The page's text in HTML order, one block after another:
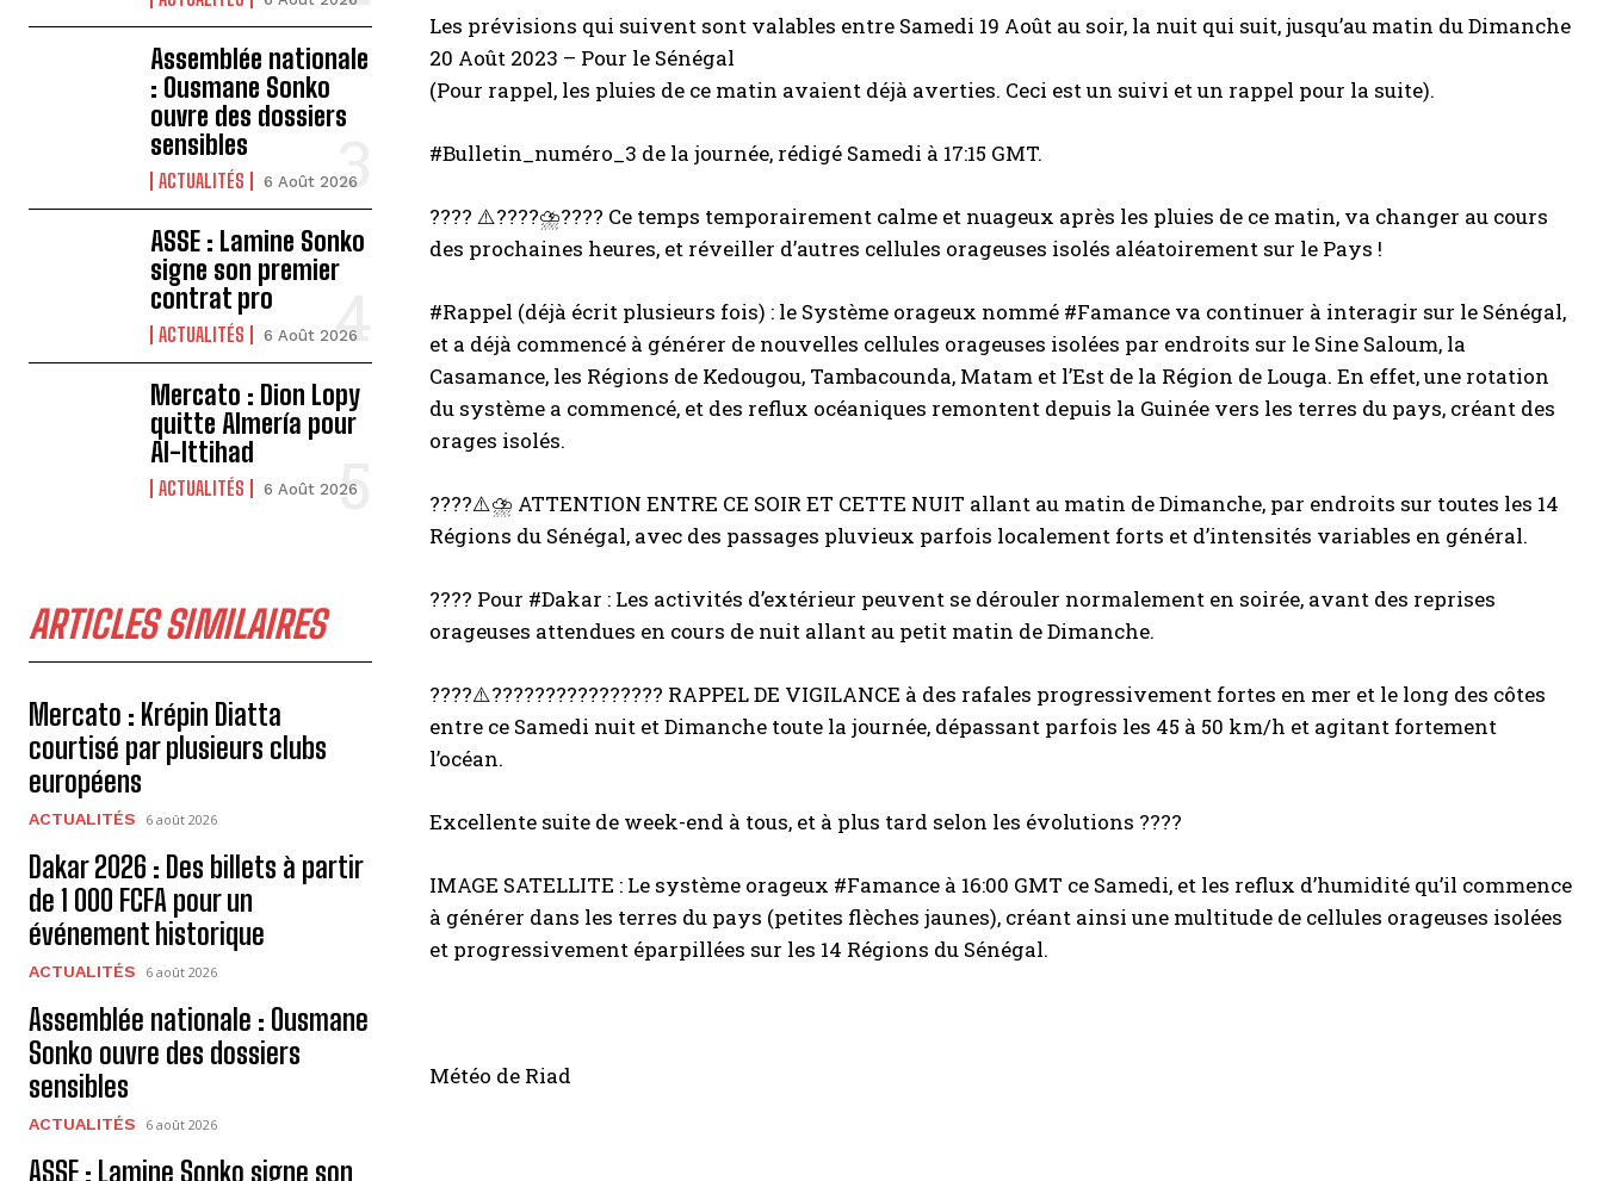
Assemblée nationale
: Ousmane Sonko
ouvre des dossiers
sensibles
ACTUALITÉS 6 Août 2026
ASSE : Lamine Sonko
signe son premier
contrat pro
ACTUALITÉS 6 Août 2026
Mercato : Dion Lopy
quitte Almería pour
Al-Ittihad
ACTUALITÉS 6 Août 2026
ARTICLES SIMILAIRES
Mercato : Krépin Diatta
courtisé par plusieurs clubs
européens
ACTUALITÉS 6 août 2026
Dakar 2026 : Des billets à partir
de 1 000 FCFA pour un
événement historique
ACTUALITÉS 6 août 2026
Assemblée nationale : Ousmane
Sonko ouvre des dossiers
sensibles
ACTUALITÉS 6 août 2026
ASSE : Lamine Sonko signe son
Les prévisions qui suivent sont valables entre Samedi 19 Août au soir, la nuit qui suit, jusqu’au matin du Dimanche
20 Août 2023 – Pour le Sénégal
(Pour rappel, les pluies de ce matin avaient déjà averties. Ceci est un suivi et un rappel pour la suite).
#Bulletin_numéro_3 de la journée, rédigé Samedi à 17:15 GMT.
???? ⚠️????⛈️????️ Ce temps temporairement calme et nuageux après les pluies de ce matin, va changer au cours
des prochaines heures, et réveiller d’autres cellules orageuses isolés aléatoirement sur le Pays !
#Rappel (déjà écrit plusieurs fois) : le Système orageux nommé #Famance va continuer à interagir sur le Sénégal,
et a déjà commencé à générer de nouvelles cellules orageuses isolées par endroits sur le Sine Saloum, la
Casamance, les Régions de Kedougou, Tambacounda, Matam et l’Est de la Région de Louga. En effet, une rotation
du système a commencé, et des reflux océaniques remontent depuis la Guinée vers les terres du pays, créant des
orages isolés.
????⚠️⛈️ ATTENTION ENTRE CE SOIR ET CETTE NUIT allant au matin de Dimanche, par endroits sur toutes les 14
Régions du Sénégal, avec des passages pluvieux parfois localement forts et d’intensités variables en général.
???? Pour #Dakar : Les activités d’extérieur peuvent se dérouler normalement en soirée, avant des reprises
orageuses attendues en cours de nuit allant au petit matin de Dimanche.
????⚠️???????????????? RAPPEL DE VIGILANCE à des rafales progressivement fortes en mer et le long des côtes
entre ce Samedi nuit et Dimanche toute la journée, dépassant parfois les 45 à 50 km/h et agitant fortement
l’océan.
Excellente suite de week-end à tous, et à plus tard selon les évolutions ????
IMAGE SATELLITE : Le système orageux #Famance à 16:00 GMT ce Samedi, et les reflux d’humidité qu’il commence
à générer dans les terres du pays (petites flèches jaunes), créant ainsi une multitude de cellules orageuses isolées
et progressivement éparpillées sur les 14 Régions du Sénégal.
Météo de Riad